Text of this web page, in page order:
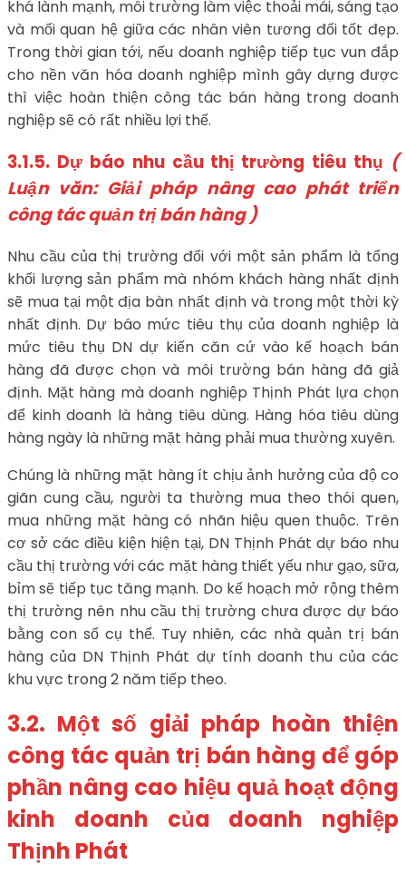
khá lành mạnh, môi trường làm việc thoải mái, sáng tạo
và mối quan hệ giữa các nhân viên tương đối tốt đẹp.
Trong thời gian tới, nếu doanh nghiệp tiếp tục vun đắp
cho nền văn hóa doanh nghiệp mình gây dựng được
thì việc hoàn thiện công tác bán hàng trong doanh
nghiệp sẽ có rất nhiều lợi thế.
3.1.5. Dự báo nhu cầu thị trường tiêu thụ (
Luận văn: Giải pháp nâng cao phát triển
công tác quản trị bán hàng )
Nhu cầu của thị trường đối với một sản phẩm là tổng
khối lượng sản phẩm mà nhóm khách hàng nhất định
sẽ mua tại một địa bàn nhất định và trong một thời kỳ
nhất định. Dự báo mức tiêu thụ của doanh nghiệp là
mức tiêu thụ DN dự kiến căn cứ vào kế hoạch bán
hàng đã được chọn và môi trường bán hàng đã giả
định. Mặt hàng mà doanh nghiệp Thịnh Phát lựa chọn
để kinh doanh là hàng tiêu dùng. Hàng hóa tiêu dùng
hàng ngày là những mặt hàng phải mua thường xuyên.
Chúng là những mặt hàng ít chịu ảnh hưởng của độ co
giãn cung cầu, người ta thường mua theo thói quen,
mua những mặt hàng có nhãn hiệu quen thuộc. Trên
cơ sở các điều kiện hiện tại, DN Thịnh Phát dự báo nhu
cầu thị trường với các mặt hàng thiết yếu như gạo, sữa,
bỉm sẽ tiếp tục tăng mạnh. Do kế hoạch mở rộng thêm
thị trường nên nhu cầu thị trường chưa được dự báo
bằng con số cụ thể. Tuy nhiên, các nhà quản trị bán
hàng của DN Thịnh Phát dự tính doanh thu của các
khu vực trong 2 năm tiếp theo.
3.2. Một số giải pháp hoàn thiện
công tác quản trị bán hàng để góp
phần nâng cao hiệu quả hoạt động
kinh doanh của doanh nghiệp
Thịnh Phát